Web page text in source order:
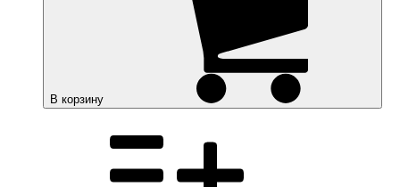
В корзину